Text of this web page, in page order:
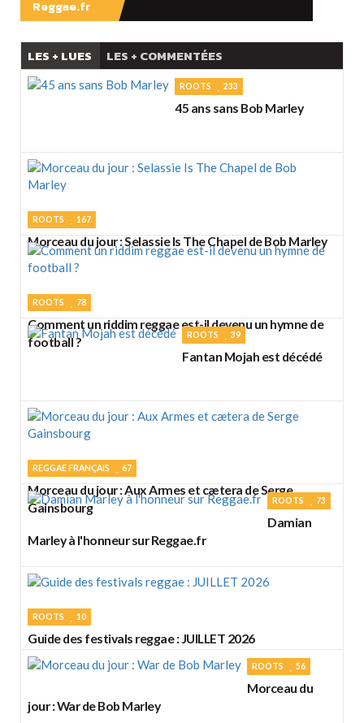
Reggae.fr
LES + LUES LES + COMMENTÉES
ROOTS 233
45 ans sans Bob Marley
ROOTS 167
Morceau du jour : Selassie Is The Chapel de Bob Marley
ROOTS 78
Comment un riddim reggae est-il devenu un hymne de
football ?
ROOTS 39
Fantan Mojah est décédé
REGGAE FRANÇAIS 67
Morceau du jour : Aux Armes et cætera de Serge
Gainsbourg
ROOTS 73
Damian
Marley à l'honneur sur Reggae.fr
ROOTS 10
Guide des festivals reggae : JUILLET 2026
ROOTS 56
Morceau du
jour : War de Bob Marley